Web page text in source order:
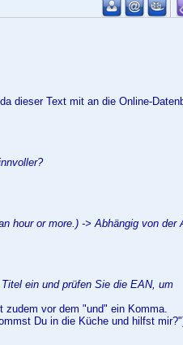
dieser Text mit an die Online-
hour or more.) -> Abhängig von der
ein und prüfen Sie die EAN, um
zudem vor dem "und" ein Komma.
Du in die Küche und hilfst